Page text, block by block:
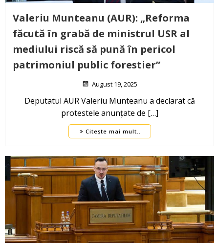
Valeriu Munteanu (AUR): „Reforma
făcută în grabă de ministrul USR al
mediului riscă să pună în pericol
patrimoniul public forestier”
August 19, 2025
Deputatul AUR Valeriu Munteanu a declarat că
protestele anunțate de […]
Citește mai mult..